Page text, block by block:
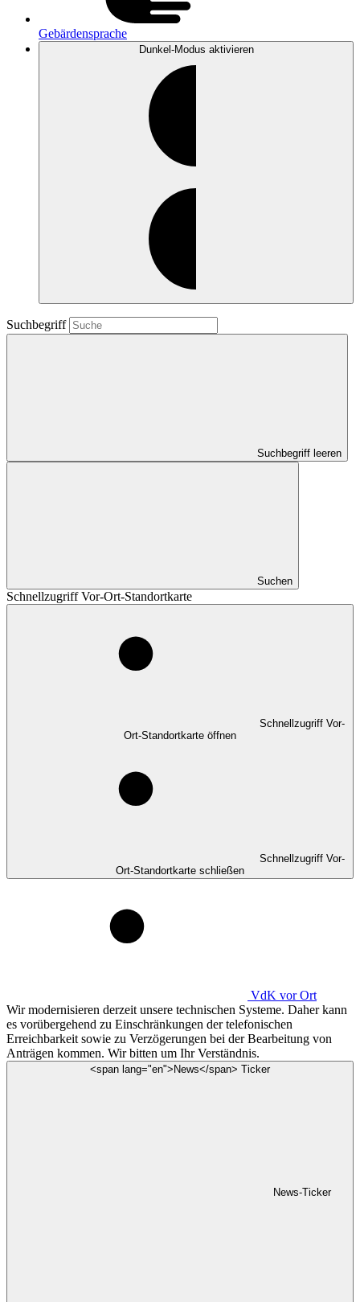
Gebärdensprache
Dunkel-Modus aktivieren
Suchbegriff
Suchbegriff leeren
Suchen
Schnellzugriff Vor-Ort-Standortkarte
Schnellzugriff Vor-
Ort-Standortkarte öffnen
Schnellzugriff Vor-
Ort-Standortkarte schließen
VdK vor Ort
Wir modernisieren derzeit unsere technischen Systeme. Daher kann
es vorübergehend zu Einschränkungen der telefonischen
Erreichbarkeit sowie zu Verzögerungen bei der Bearbeitung von
Anträgen kommen. Wir bitten um Ihr Verständnis.
<span lang="en">News</span> Ticker
News-Ticker